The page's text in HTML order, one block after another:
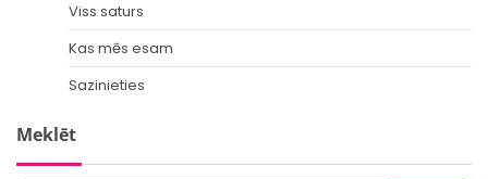
Viss saturs
Kas mēs esam
Sazinieties
Meklēt